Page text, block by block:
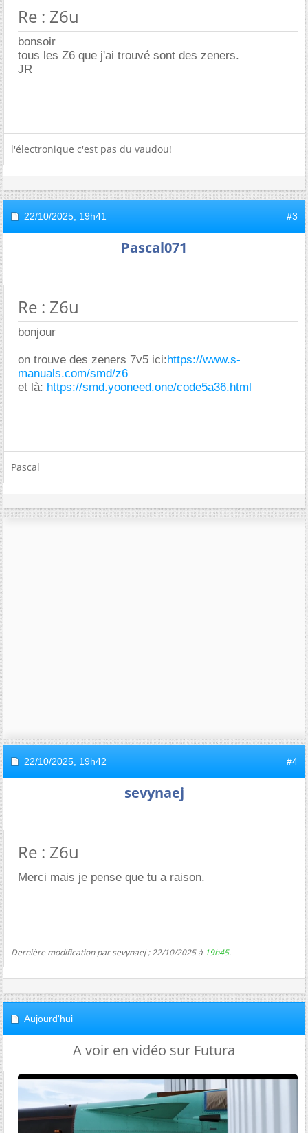
Re : Z6u
bonsoir
tous les Z6 que j'ai trouvé sont des zeners.
JR
l'électronique c'est pas du vaudou!
22/10/2025, 19h41 #3
Pascal071
Re : Z6u
bonjour
on trouve des zeners 7v5 ici:https://www.s-
manuals.com/smd/z6
et là: https://smd.yooneed.one/code5a36.html
Pascal
22/10/2025, 19h42 #4
sevynaej
Re : Z6u
Merci mais je pense que tu a raison.
Dernière modification par sevynaej ; 22/10/2025 à 19h45.
Aujourd'hui
A voir en vidéo sur Futura